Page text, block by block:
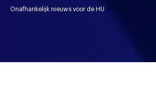
Onafhankelijk nieuws voor de HU